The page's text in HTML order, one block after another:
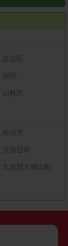
左京区
南区
山科区
向日市
京田辺市
久世郡久御山町